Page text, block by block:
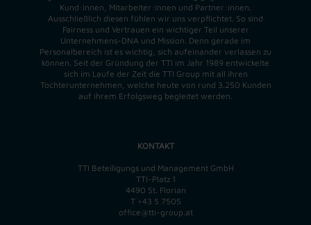
Kund:innen, Mitarbeiter:innen und Partner:innen.
Ausschließlich diesen fühlen wir uns verpflichtet. So sind
Fairness und Vertrauen ein wichtiger Teil unserer
Unternehmens-DNA und Mission. Denn gerade im
Personalbereich ist es wichtig, sich aufeinander verlassen zu
können. Seit der Gründung der TTI im Jahr 1989 entwickelte
sich im Laufe der Zeit die TTI Group mit all ihren
Tochterunternehmen, welche heute von rund 3.250 Kunden
auf ihrem Erfolgsweg begleitet werden.
KONTAKT
TTI Beteiligungs und Management GmbH
TTI-Platz 1
4490 St. Florian
T +43 5 7505
office@tti-group.at